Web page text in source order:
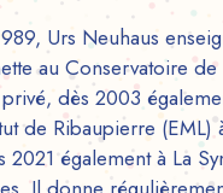
Urs Neuhaus
au Conservatoire
dès 2003
de Ribaupierre (EML)
2021 également à La